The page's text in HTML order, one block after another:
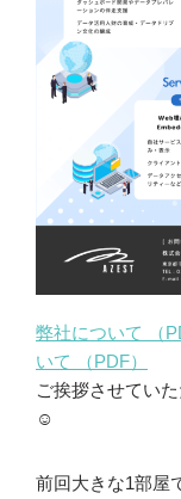
弊社について （
いて （PDF）
ご挨拶させてい
☺
前回大きな1部屋